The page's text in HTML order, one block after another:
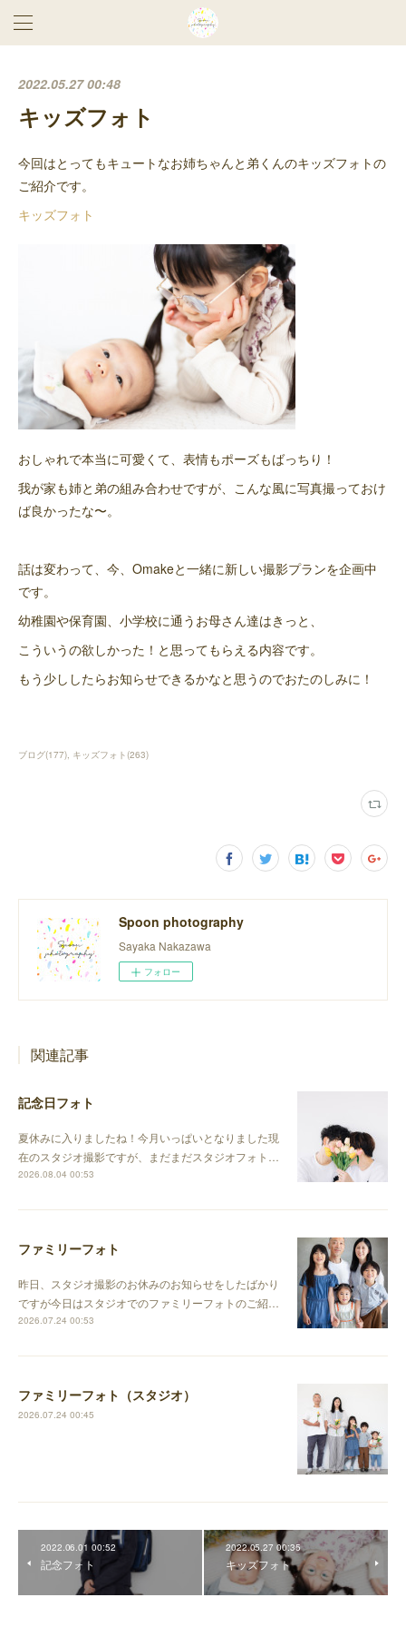
2022.05.27 00:48
キッズフォト
今回はとってもキュートなお姉ちゃんと弟くんのキッズフォトの
ご紹介です。
キッズフォト
おしゃれで本当に可愛くて、表情もポーズもばっちり！
我が家も姉と弟の組み合わせですが、こんな風に写真撮っておけ
ば良かったな〜。
話は変わって、今、Omakeと一緒に新しい撮影プランを企画中
です。
幼稚園や保育園、小学校に通うお母さん達はきっと、
こういうの欲しかった！と思ってもらえる内容です。
もう少ししたらお知らせできるかなと思うのでおたのしみに！
ブログ(177) キッズフォト(263)
Spoon photography
Sayaka Nakazawa
フォロー
関連記事
記念日フォト
夏休みに入りましたね！今月いっぱいとなりました現
在のスタジオ撮影ですが、まだまだスタジオフォト…
2026.08.04 00:53
ファミリーフォト
昨日、スタジオ撮影のお休みのお知らせをしたばかり
ですが今日はスタジオでのファミリーフォトのご紹…
2026.07.24 00:53
ファミリーフォト（スタジオ）
2026.07.24 00:45
2022.06.01 00:52
記念フォト
2022.05.27 00:35
キッズフォト